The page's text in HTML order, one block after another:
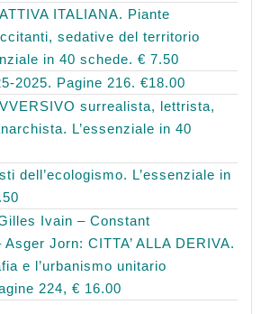
ITALIANA. Piante
sedative del territorio
in 40 schede. € 7.50
2025. Pagine 216. €18.00
surrealista, lettrista,
L’essenziale in 40
dell’ecologismo. L’essenziale in
Ivain – Constant
Jorn: CITTA’ ALLA DERIVA.
e l’urbanismo unitario
224, € 16.00